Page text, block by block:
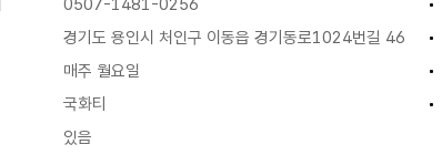
0507-1481-0256
경기도 용인시 처인구 이동읍 경기동로1024번길 46
매주 월요일
국화티
있음